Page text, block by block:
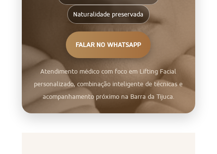
Naturalidade preservada
FALAR NO WHATSAPP
Atendimento médico com foco em Lifting Facial
personalizado, combinação inteligente de técnicas e
acompanhamento próximo na Barra da Tijuca.